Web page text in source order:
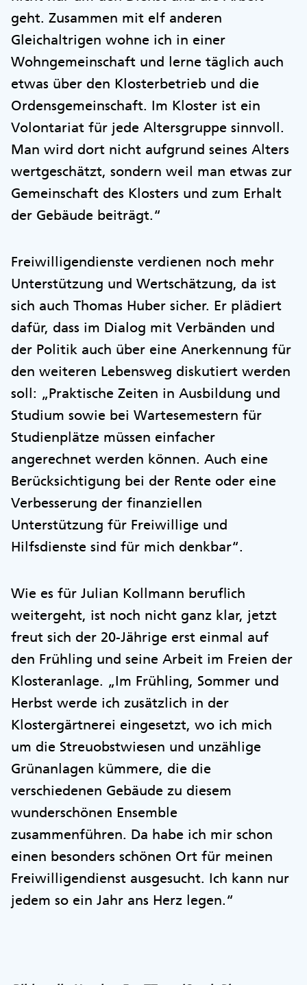
geht. Zusammen mit elf anderen
Gleichaltrigen wohne ich in einer
Wohngemeinschaft und lerne täglich auch
etwas über den Klosterbetrieb und die
Ordensgemeinschaft. Im Kloster ist ein
Volontariat für jede Altersgruppe sinnvoll.
Man wird dort nicht aufgrund seines Alters
wertgeschätzt, sondern weil man etwas zur
Gemeinschaft des Klosters und zum Erhalt
der Gebäude beiträgt.“
Freiwilligendienste verdienen noch mehr
Unterstützung und Wertschätzung, da ist
sich auch Thomas Huber sicher. Er plädiert
dafür, dass im Dialog mit Verbänden und
der Politik auch über eine Anerkennung für
den weiteren Lebensweg diskutiert werden
soll: „Praktische Zeiten in Ausbildung und
Studium sowie bei Wartesemestern für
Studienplätze müssen einfacher
angerechnet werden können. Auch eine
Berücksichtigung bei der Rente oder eine
Verbesserung der finanziellen
Unterstützung für Freiwillige und
Hilfsdienste sind für mich denkbar“.
Wie es für Julian Kollmann beruflich
weitergeht, ist noch nicht ganz klar, jetzt
freut sich der 20-Jährige erst einmal auf
den Frühling und seine Arbeit im Freien der
Klosteranlage. „Im Frühling, Sommer und
Herbst werde ich zusätzlich in der
Klostergärtnerei eingesetzt, wo ich mich
um die Streuobstwiesen und unzählige
Grünanlagen kümmere, die die
verschiedenen Gebäude zu diesem
wunderschönen Ensemble
zusammenführen. Da habe ich mir schon
einen besonders schönen Ort für meinen
Freiwilligendienst ausgesucht. Ich kann nur
jedem so ein Jahr ans Herz legen.“